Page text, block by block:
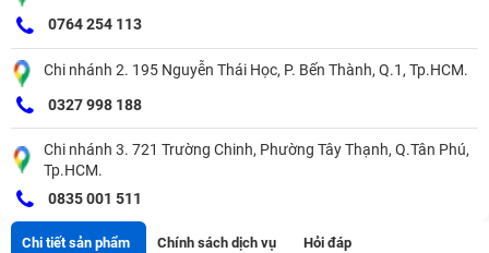
0764 254 113
Chi nhánh 2. 195 Nguyễn Thái Học, P. Bến Thành, Q.1, Tp.HCM.
0327 998 188
Chi nhánh 3. 721 Trường Chinh, Phường Tây Thạnh, Q.Tân Phú,
Tp.HCM.
0835 001 511
Chi tiết sản phẩm Chính sách dịch vụ Hỏi đáp